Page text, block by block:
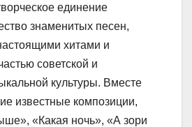
единение
знаменитых песен,
хитами и
советской и
культуры. Вместе
известные композиции,
«Какая ночь», «А зори